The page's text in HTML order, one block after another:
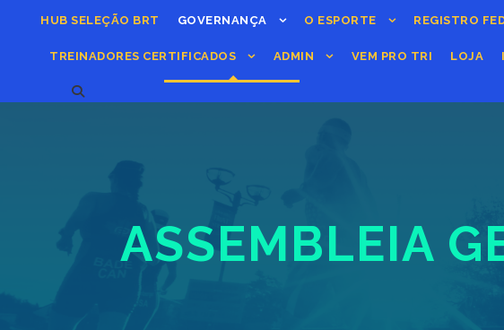
HUB SELEÇÃO BRT GOVERNANÇA O ESPORTE REGISTRO
TREINADORES CERTIFICADOS ADMIN VEM PRO TRI LOJA
ASSEMBLEIA